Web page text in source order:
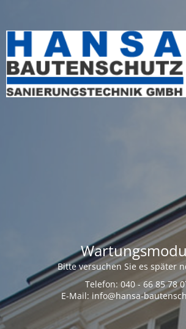
Bitte versuchen Sie es später
Telefon: 040 - 66 85 78
E-Mail: info@hansa-